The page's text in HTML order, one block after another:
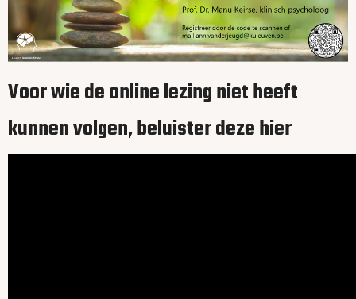
Voor wie de online lezing niet heeft
kunnen volgen, beluister deze hier